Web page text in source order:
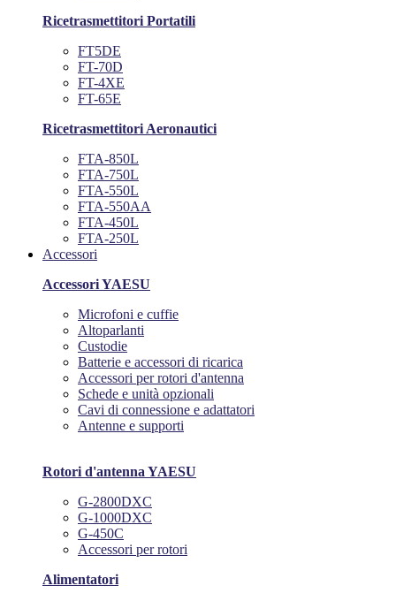
Ricetrasmettitori Portatili
FT5DE
FT-70D
FT-4XE
FT-65E
Ricetrasmettitori Aeronautici
FTA-850L
FTA-750L
FTA-550L
FTA-550AA
FTA-450L
FTA-250L
Accessori
Accessori YAESU
Microfoni e cuffie
Altoparlanti
Custodie
Batterie e accessori di ricarica
Accessori per rotori d'antenna
Schede e unità opzionali
Cavi di connessione e adattatori
Antenne e supporti
Rotori d'antenna YAESU
G-2800DXC
G-1000DXC
G-450C
Accessori per rotori
Alimentatori